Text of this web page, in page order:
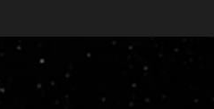
Flag is ON